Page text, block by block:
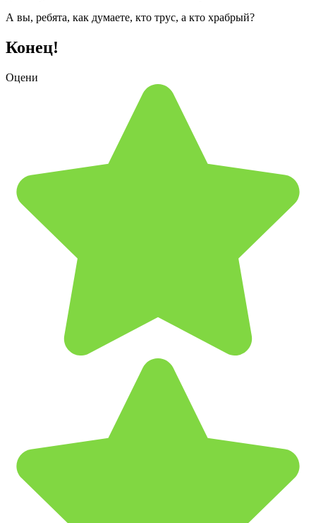
А вы, ребята, как думаете, кто трус, а кто храбрый?
Конец!
Оцени